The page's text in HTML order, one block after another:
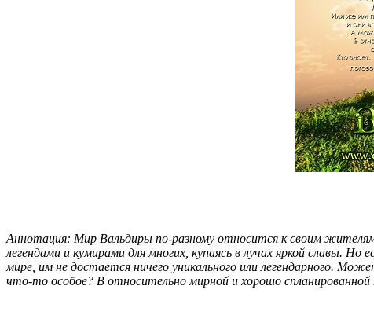
Аннотация: Мир Вальдиры по-разному относится к своим
легендами и кумирами для многих, купаясь в лучах яркой славы.
мире, им не достается ничего уникального или легендарного.
что-то особое? В относительно мирной и хорошо